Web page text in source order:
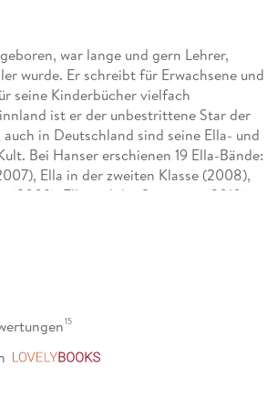
war lange und gern Lehrer,
wurde. Er schreibt für Erwachsene und
seine Kinderbücher vielfach
ist er der unbestrittene Star der
in Deutschland sind seine Ella- und
Bei Hanser erschienen 19 Ella-Bände:
Ella in der zweiten Klasse (2008),
(2009), Ella und der Superstar (2010),
der Millionendieb (2014), Ella und
und die 12 Heldentaten (2016), Ella und
Ella und das Abenteuer im Wald
Zauberer (2018), Ella und ihre
(2020), Ellas Klasse und der
15